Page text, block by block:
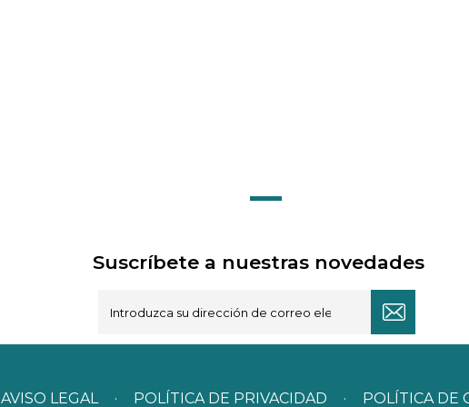
Suscríbete a nuestras novedades
AVISO LEGAL · POLÍTICA DE PRIVACIDAD · POLÍTICA DE